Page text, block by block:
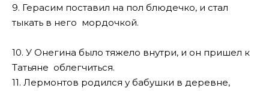
9. Герасим поставил на пол блюдечко, и стал
тыкать в него мордочкой.
10. У Онегина было тяжело внутри, и он пришел к
Татьяне облегчиться.
11. Лермонтов родился у бабушки в деревне,